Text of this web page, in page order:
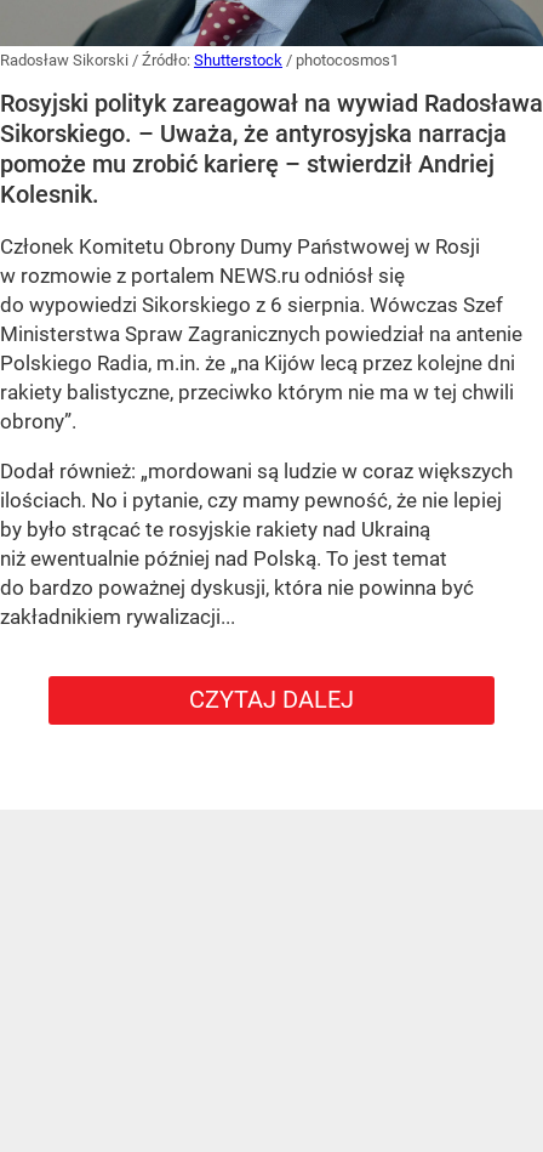
Radosław Sikorski / Źródło: Shutterstock / photocosmos1
Rosyjski polityk zareagował na wywiad Radosława
Sikorskiego. – Uważa, że antyrosyjska narracja
pomoże mu zrobić karierę – stwierdził Andriej
Kolesnik.
Członek Komitetu Obrony Dumy Państwowej w Rosji
w rozmowie z portalem NEWS.ru odniósł się
do wypowiedzi Sikorskiego z 6 sierpnia. Wówczas Szef
Ministerstwa Spraw Zagranicznych powiedział na antenie
Polskiego Radia, m.in. że „na Kijów lecą przez kolejne dni
rakiety balistyczne, przeciwko którym nie ma w tej chwili
obrony”.
Dodał również: „mordowani są ludzie w coraz większych
ilościach. No i pytanie, czy mamy pewność, że nie lepiej
by było strącać te rosyjskie rakiety nad Ukrainą
niż ewentualnie później nad Polską. To jest temat
do bardzo poważnej dyskusji, która nie powinna być
zakładnikiem rywalizacji...
CZYTAJ DALEJ